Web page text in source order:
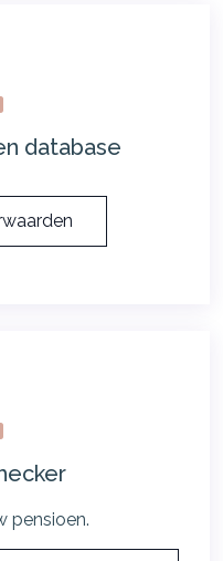
database
pensioen.